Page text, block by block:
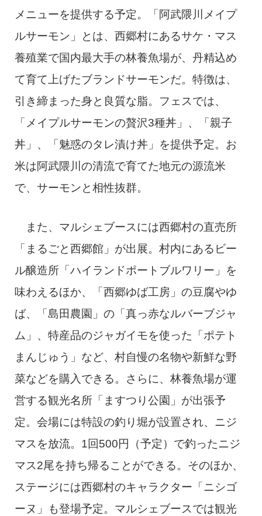
メニューを提供する予定。「阿武隈川メイプ
ルサーモン」とは、西郷村にあるサケ・マス
養殖業で国内最大手の林養魚場が、丹精込め
て育て上げたブランドサーモンだ。特徴は、
引き締まった身と良質な脂。フェスでは、
「メイプルサーモンの贅沢3種丼」、「親子
丼」、「魅惑のタレ漬け丼」を提供予定。お
米は阿武隈川の清流で育てた地元の源流米
で、サーモンと相性抜群。
また、マルシェブースには西郷村の直売所
「まるごと西郷館」が出展。村内にあるビー
ル醸造所「ハイランドポートブルワリー」を
味わえるほか、「西郷ゆば工房」の豆腐やゆ
ば、「島田農園」の「真っ赤なルバーブジャ
ム」、特産品のジャガイモを使った「ポテト
まんじゅう」など、村自慢の名物や新鮮な野
菜などを購入できる。さらに、林養魚場が運
営する観光名所「ますつり公園」が出張予
定。会場には特設の釣り堀が設置され、ニジ
マスを放流。1回500円（予定）で釣ったニジ
マス2尾を持ち帰ることができる。そのほか、
ステージには西郷村のキャラクター「ニシゴ
ーヌ」も登場予定。マルシェブースでは観光